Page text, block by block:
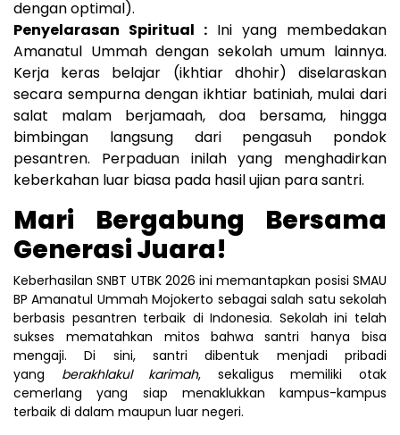
dengan optimal).
Penyelarasan Spiritual : Ini yang membedakan
Amanatul Ummah dengan sekolah umum lainnya.
Kerja keras belajar (ikhtiar dhohir) diselaraskan
secara sempurna dengan ikhtiar batiniah, mulai dari
salat malam berjamaah, doa bersama, hingga
bimbingan langsung dari pengasuh pondok
pesantren. Perpaduan inilah yang menghadirkan
keberkahan luar biasa pada hasil ujian para santri.
Mari Bergabung Bersama
Generasi Juara!
Keberhasilan SNBT UTBK 2026 ini memantapkan posisi SMAU
BP Amanatul Ummah Mojokerto sebagai salah satu sekolah
berbasis pesantren terbaik di Indonesia. Sekolah ini telah
sukses mematahkan mitos bahwa santri hanya bisa
mengaji. Di sini, santri dibentuk menjadi pribadi
yang berakhlakul karimah, sekaligus memiliki otak
cemerlang yang siap menaklukkan kampus-kampus
terbaik di dalam maupun luar negeri.